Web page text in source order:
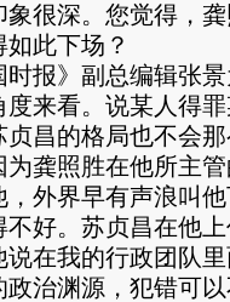
象很深。您觉得，
此下场？
》副总编辑张景
度来看。说某人得
贞昌的格局也不会
为龚照胜在他所主
，外界早有声浪叫
不好。苏贞昌在他
说在我的行政团队
政治渊源，犯错可